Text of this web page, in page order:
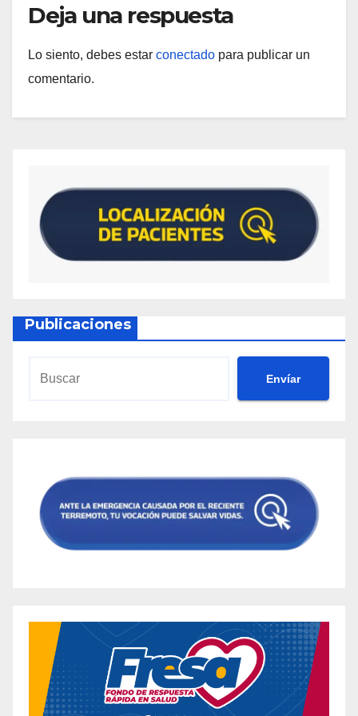
Deja una respuesta
Lo siento, debes estar conectado para publicar un
comentario.
Publicaciones
Envíar